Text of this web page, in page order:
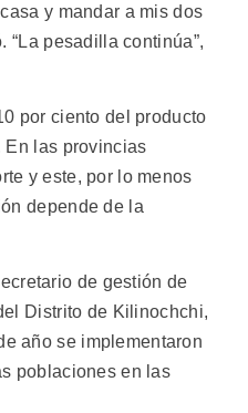
y mandar a mis dos
“La pesadilla continúa”,
por ciento del producto
En las provincias
y este, por lo menos
depende de la
de gestión de
Distrito de Kilinochchi,
año se implementaron
poblaciones en las